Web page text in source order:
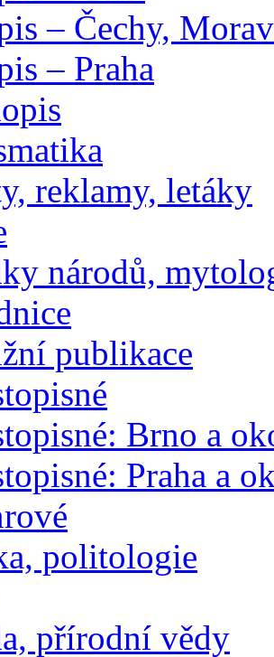
– Čechy,
– Praha
reklamy, letáky
národů,
publikace
Brno a
Praha a
politologie
přírodní vědy